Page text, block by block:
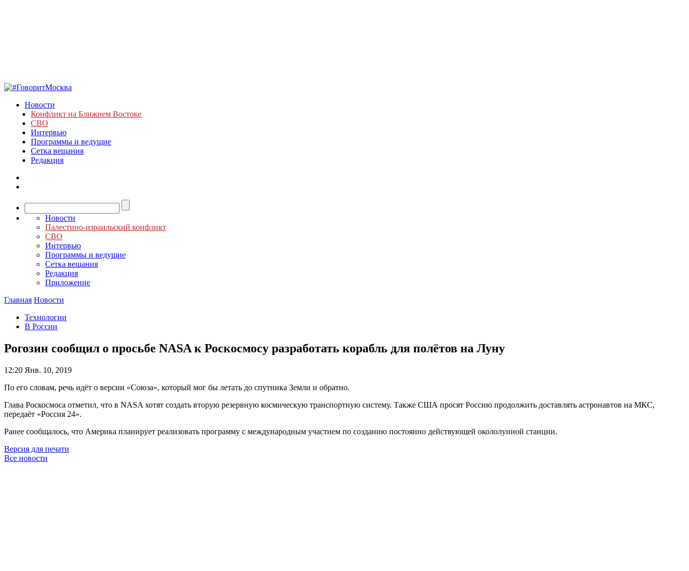
Новости
Конфликт на Ближнем Востоке
СВО
Интервью
Программы и ведущие
Сетка вещания
Редакция
Новости
Палестино-израильский конфликт
СВО
Интервью
Программы и ведущие
Сетка вещания
Редакция
Приложение
Главная Новости
Технологии
В России
Рогозин сообщил о просьбе NASA к Роскосмосу разработать корабль для полётов на Луну
12:20 Янв. 10, 2019
По его словам, речь идёт о версии «Союза», который мог бы летать до спутника Земли и обратно.
Глава Роскосмоса отметил, что в NASA хотят создать вторую резервную космическую транспортную систему. Также США просят Россию продолжить доставлять астронавтов на МКС,
передаёт «Россия 24».
Ранее сообщалось, что Америка планирует реализовать программу с международным участием по созданию постоянно действующей окололунной станции.
Версия для печати
Все новости